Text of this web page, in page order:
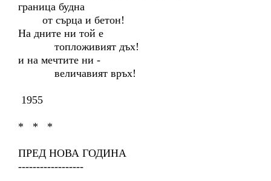
граница будна
от сърца и бетон!
На дните ни той е
топложивият дъх!
и на мечтите ни -
величавият връх!
1955
* * *
ПРЕД НОВА ГОДИНА
------------------